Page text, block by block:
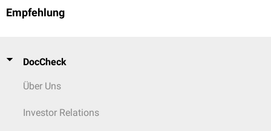
Empfehlung
DocCheck
Über Uns
Investor Relations